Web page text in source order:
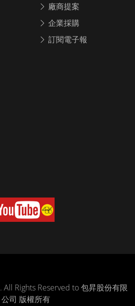
廠商提案
企業採購
訂閱電子報
. All Rights Reserved to 包昇股份有限
公司 版權所有